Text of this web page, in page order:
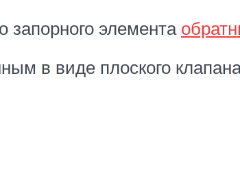
запорного элемента
в виде плоского